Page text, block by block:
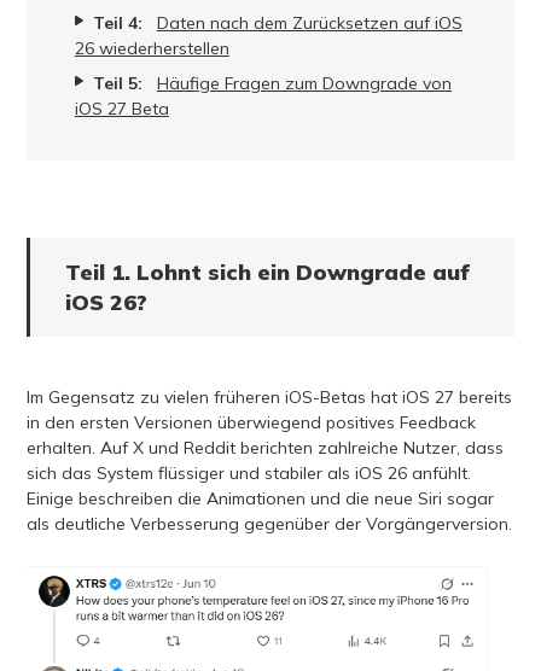
Teil 4:
Daten nach dem Zurücksetzen auf iOS
26 wiederherstellen
Teil 5:
Häufige Fragen zum Downgrade von
iOS 27 Beta
Teil 1. Lohnt sich ein Downgrade auf
iOS 26?
Im Gegensatz zu vielen früheren iOS-Betas hat iOS 27 bereits
in den ersten Versionen überwiegend positives Feedback
erhalten. Auf X und Reddit berichten zahlreiche Nutzer, dass
sich das System flüssiger und stabiler als iOS 26 anfühlt.
Einige beschreiben die Animationen und die neue Siri sogar
als deutliche Verbesserung gegenüber der Vorgängerversion.